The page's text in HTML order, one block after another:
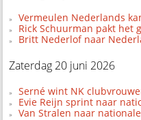
Vermeulen Nederlands
Rick Schuurman pakt het
Britt Nederlof naar
Zaterdag 20 juni 2026
Serné wint NK
Evie Reijn sprint naar
Van Stralen naar